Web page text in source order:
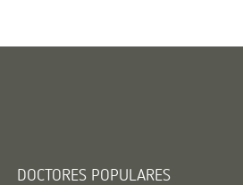
DOCTORES POPULARES